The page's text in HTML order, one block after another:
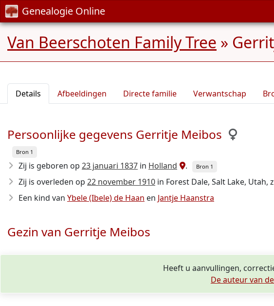
Genealogie Online
Van Beerschoten Family Tree »
Details Afbeeldingen Directe familie Verwantschap
Persoonlijke gegevens Gerritje Meibos
Bron 1
Zij is geboren op 23 januari 1837 in Holland . Bron 1
Zij is overleden op 22 november 1910 in Forest Dale, Salt Lake, Utah,
Een kind van Ybele (Ibele) de Haan en Jantje Haanstra
Gezin van Gerritje Meibos
Heeft u aanvullingen,
De auteur van